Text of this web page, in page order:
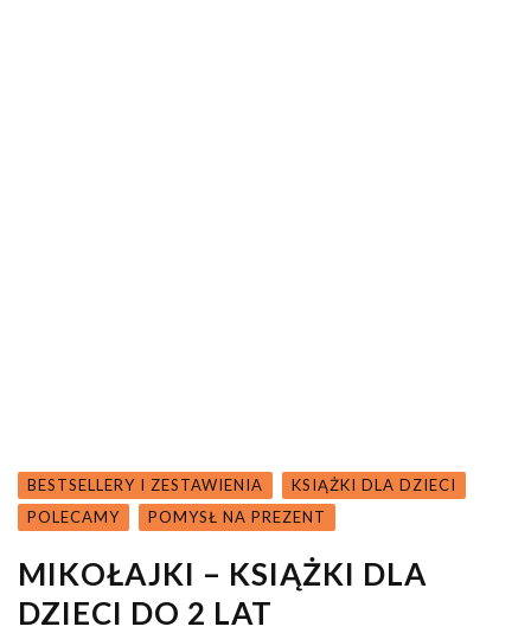
BESTSELLERY I ZESTAWIENIA
KSIĄŻKI DLA DZIECI
POLECAMY
POMYSŁ NA PREZENT
MIKOŁAJKI – KSIĄŻKI DLA
DZIECI DO 2 LAT